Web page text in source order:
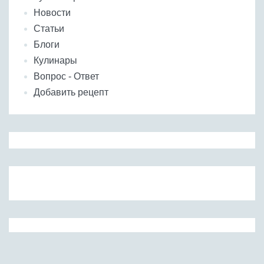
Новости
Статьи
Блоги
Кулинары
Вопрос - Ответ
Добавить рецепт